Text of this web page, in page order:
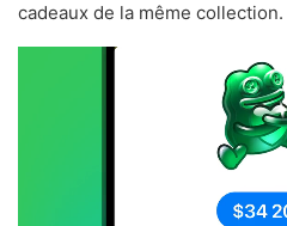
cadeaux de la même collection.